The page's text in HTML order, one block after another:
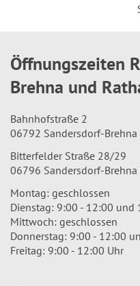
Öffnungszeiten
Brehna und
Bahnhofstraße 2
06792 Sandersdorf-Brehna
Bitterfelder Straße 28/29
06796 Sandersdorf-Brehna
Montag: geschlossen
Dienstag: 9:00 - 12:00 und
Mittwoch: geschlossen
Donnerstag: 9:00 - 12:00
Freitag: 9:00 - 12:00 Uhr